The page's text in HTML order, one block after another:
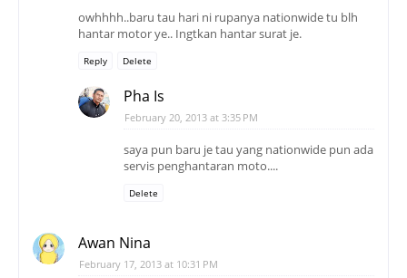
owhhhh..baru tau hari ni rupanya nationwide tu blh
hantar motor ye.. Ingtkan hantar surat je.
Reply Delete
Pha Is
February 20, 2013 at 3:35 PM
saya pun baru je tau yang nationwide pun ada
servis penghantaran moto....
Delete
Awan Nina
February 17, 2013 at 10:31 PM